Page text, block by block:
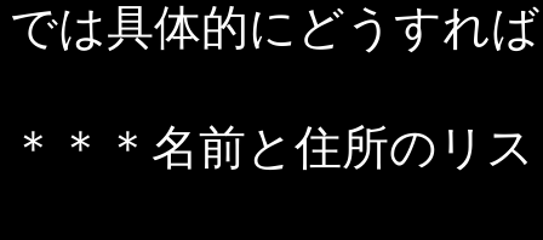
では具体的にどうすれ
＊＊＊名前と住所のリ